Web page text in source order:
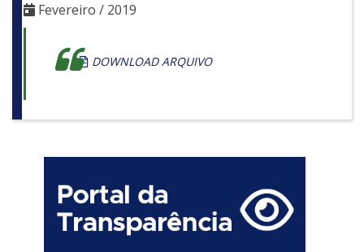
Fevereiro / 2019
DOWNLOAD ARQUIVO